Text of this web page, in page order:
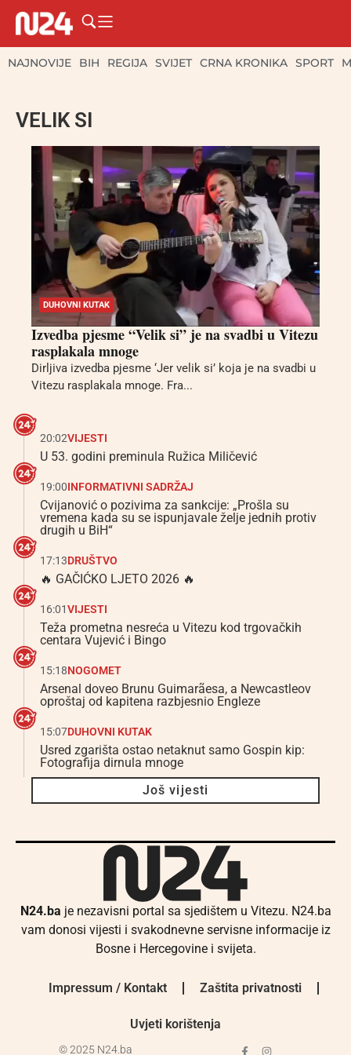
NAJNOVIJE BIH REGIJA SVIJET CRNA KRONIKA SPORT
VELIK SI
DUHOVNI KUTAK
Izvedba pjesme “Velik si” je na svadbi u Vitezu
rasplakala mnoge
Dirljiva izvedba pjesme ‘Jer velik si’ koja je na svadbi u
Vitezu rasplakala mnoge. Fra...
20:02VIJESTI
U 53. godini preminula Ružica Miličević
19:00INFORMATIVNI SADRŽAJ
Cvijanović o pozivima za sankcije: „Prošla su
vremena kada su se ispunjavale želje jednih protiv
drugih u BiH“
17:13DRUŠTVO
🔥 GAČIĆKO LJETO 2026 🔥
16:01VIJESTI
Teža prometna nesreća u Vitezu kod trgovačkih
centara Vujević i Bingo
15:18NOGOMET
Arsenal doveo Brunu Guimarãesa, a Newcastleov
oproštaj od kapitena razbjesnio Engleze
15:07DUHOVNI KUTAK
Usred zgarišta ostao netaknut samo Gospin kip:
Fotografija dirnula mnoge
Još vijesti
N24.ba je nezavisni portal sa sjedištem u Vitezu. N24.ba
vam donosi vijesti i svakodnevne servisne informacije iz
Bosne i Hercegovine i svijeta.
Impressum / Kontakt Zaštita privatnosti
Uvjeti korištenja
© 2025 N24.ba